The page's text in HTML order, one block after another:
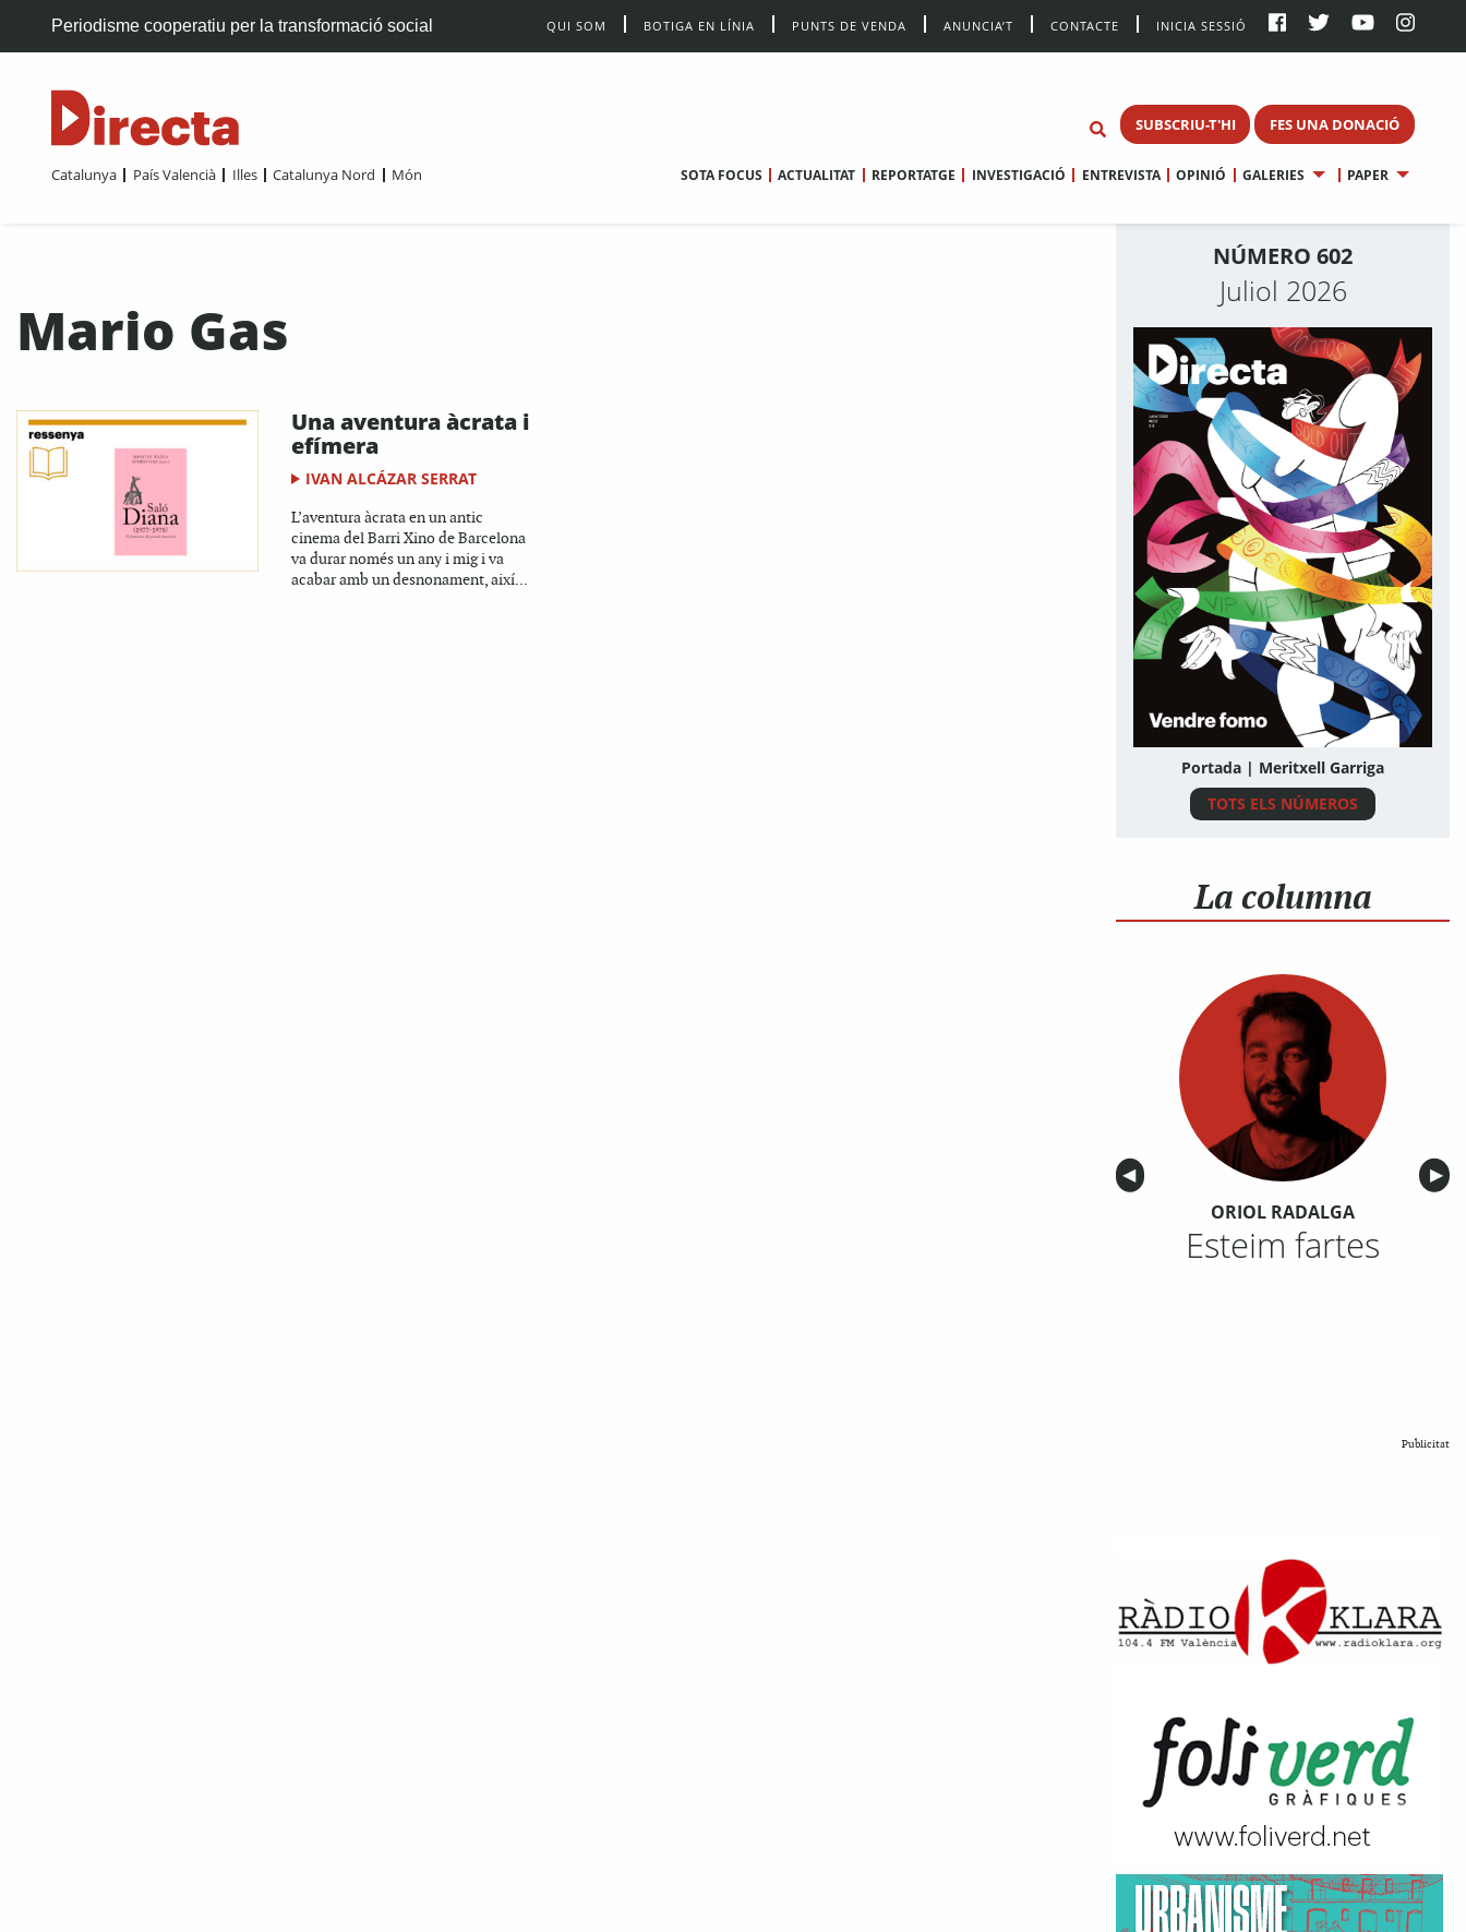
Periodisme cooperatiu per la transformació social QUI SOM BOTIGA EN LÍNIA PUNTS DE VENDA ANUNCIA’T CONTACTE INICIA SESSIÓ
SUBSCRIU-T'HI FES UNA DONACIÓ
Catalunya País Valencià Illes Catalunya Nord Món SOTA FOCUS ACTUALITAT REPORTATGE INVESTIGACIÓ ENTREVISTA OPINIÓ GALERIES PAPER
Mario Gas
Una aventura àcrata i
efímera
IVAN ALCÁZAR SERRAT
L’aventura àcrata en un antic
cinema del Barri Xino de Barcelona
va durar només un any i mig i va
acabar amb un desnonament, així...
NÚMERO 602
Juliol 2026
Portada | Meritxell Garriga
TOTS ELS NÚMEROS
La columna
Anterior
◀︎ ▶︎
ORIOL RADALGA
Esteim fartes
Publicitat